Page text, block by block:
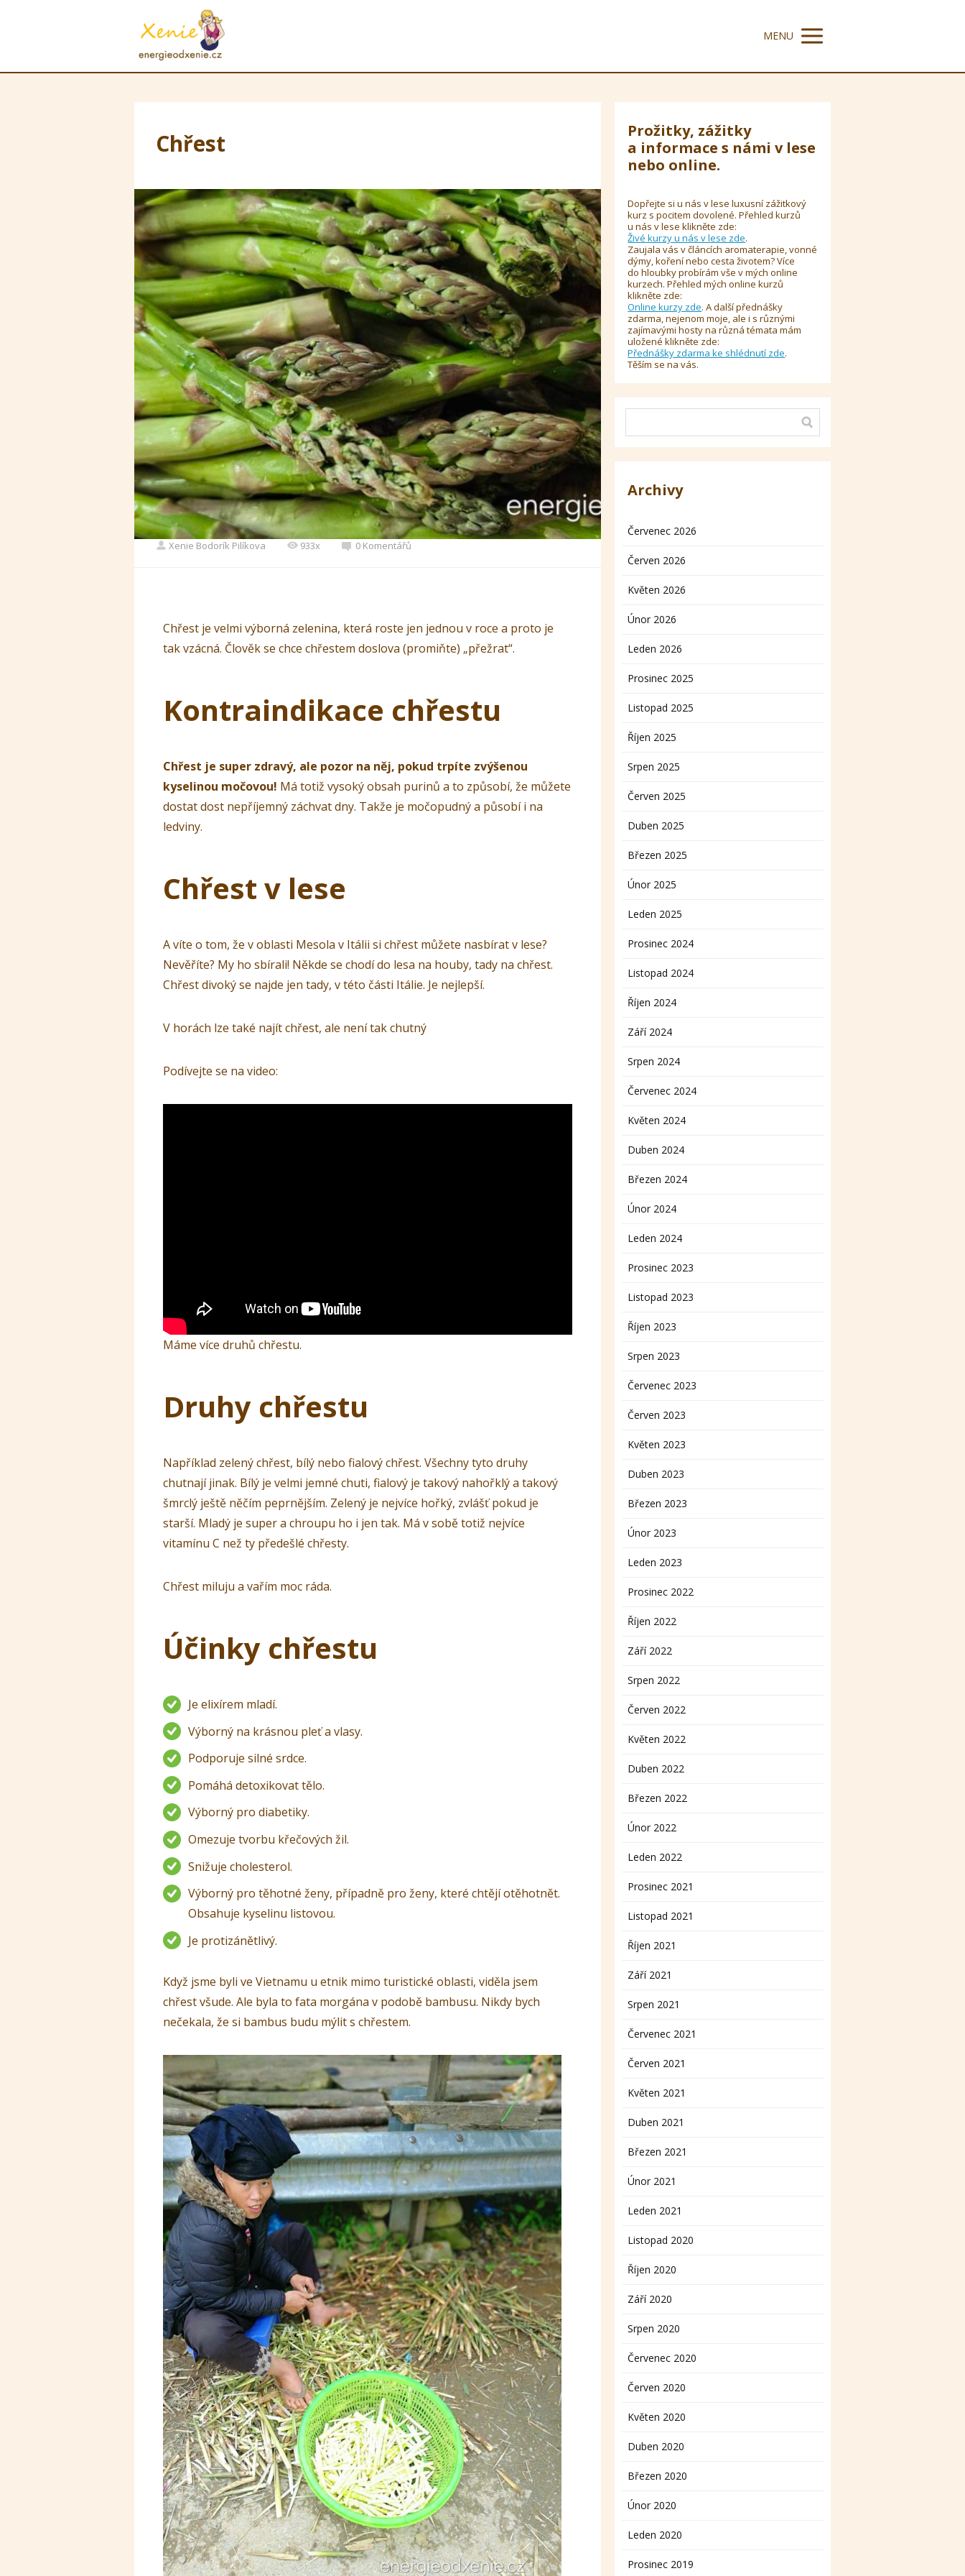
MENU
Chřest
Xenie Bodorík Pilíkova 933x 0 Komentářů
Chřest je velmi výborná zelenina, která roste jen jednou v roce a proto je
tak vzácná. Člověk se chce chřestem doslova (promiňte) „přežrat“.
Kontraindikace chřestu
Chřest je super zdravý, ale pozor na něj, pokud trpíte zvýšenou
kyselinou močovou! Má totiž vysoký obsah purinů a to způsobí, že můžete
dostat dost nepříjemný záchvat dny. Takže je močopudný a působí i na
ledviny.
Chřest v lese
A víte o tom, že v oblasti Mesola v Itálii si chřest můžete nasbírat v lese?
Nevěříte? My ho sbírali! Někde se chodí do lesa na houby, tady na chřest.
Chřest divoký se najde jen tady, v této části Itálie. Je nejlepší.
V horách lze také najít chřest, ale není tak chutný
Podívejte se na video:
Máme více druhů chřestu.
Druhy chřestu
Například zelený chřest, bílý nebo fialový chřest. Všechny tyto druhy
chutnají jinak. Bílý je velmi jemné chuti, fialový je takový nahořklý a takový
šmrclý ještě něčím peprnějším. Zelený je nejvíce hořký, zvlášť pokud je
starší. Mladý je super a chroupu ho i jen tak. Má v sobě totiž nejvíce
vitamínu C než ty předešlé chřesty.
Chřest miluju a vařím moc ráda.
Účinky chřestu
Je elixírem mladí.
Výborný na krásnou pleť a vlasy.
Podporuje silné srdce.
Pomáhá detoxikovat tělo.
Výborný pro diabetiky.
Omezuje tvorbu křečových žil.
Snižuje cholesterol.
Výborný pro těhotné ženy, případně pro ženy, které chtějí otěhotnět.
Obsahuje kyselinu listovou.
Je protizánětlivý.
Když jsme byli ve Vietnamu u etnik mimo turistické oblasti, viděla jsem
chřest všude. Ale byla to fata morgána v podobě bambusu. Nikdy bych
nečekala, že si bambus budu mýlit s chřestem.
Prožitky, zážitky
a informace s námi v lese
nebo online.
Dopřejte si u nás v lese luxusní zážitkový
kurz s pocitem dovolené. Přehled kurzů
u nás v lese klikněte zde:
Živé kurzy u nás v lese zde.
Zaujala vás v článcích aromaterapie, vonné
dýmy, koření nebo cesta životem? Více
do hloubky probírám vše v mých online
kurzech. Přehled mých online kurzů
klikněte zde:
Online kurzy zde. A další přednášky
zdarma, nejenom moje, ale i s různými
zajímavými hosty na různá témata mám
uložené klikněte zde:
Přednášky zdarma ke shlédnutí zde.
Těším se na vás.
Archivy
Červenec 2026
Červen 2026
Květen 2026
Únor 2026
Leden 2026
Prosinec 2025
Listopad 2025
Říjen 2025
Srpen 2025
Červen 2025
Duben 2025
Březen 2025
Únor 2025
Leden 2025
Prosinec 2024
Listopad 2024
Říjen 2024
Září 2024
Srpen 2024
Červenec 2024
Květen 2024
Duben 2024
Březen 2024
Únor 2024
Leden 2024
Prosinec 2023
Listopad 2023
Říjen 2023
Srpen 2023
Červenec 2023
Červen 2023
Květen 2023
Duben 2023
Březen 2023
Únor 2023
Leden 2023
Prosinec 2022
Říjen 2022
Září 2022
Srpen 2022
Červen 2022
Květen 2022
Duben 2022
Březen 2022
Únor 2022
Leden 2022
Prosinec 2021
Listopad 2021
Říjen 2021
Září 2021
Srpen 2021
Červenec 2021
Červen 2021
Květen 2021
Duben 2021
Březen 2021
Únor 2021
Leden 2021
Listopad 2020
Říjen 2020
Září 2020
Srpen 2020
Červenec 2020
Červen 2020
Květen 2020
Duben 2020
Březen 2020
Únor 2020
Leden 2020
Prosinec 2019